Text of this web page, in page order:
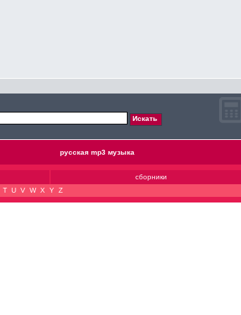
русская mp3 музыка
сборники
T U V W X Y Z